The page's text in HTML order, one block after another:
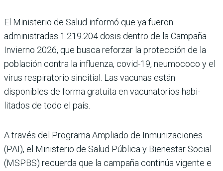
El Ministerio de Salud informó que ya fue­ron
administradas 1.219.204 dosis dentro de la Campaña
Invierno 2026, que busca reforzar la protección de la
población contra la influenza, covid-19, neumococo y el
virus respiratorio sincitial. Las vacu­nas están
disponibles de forma gratuita en vacunatorios habi­
litados de todo el país.
A través del Programa Ampliado de Inmunizacio­nes
(PAI), el Ministerio de Salud Pública y Bienestar Social
(MSPBS) recuerda que la campaña continúa vigente e